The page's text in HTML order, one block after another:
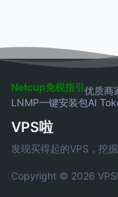
Netcup免税指引优质商
LNMP一键安装包AI
VPS啦
发现买得起的VPS，挖
Copyright © 2026 VPS